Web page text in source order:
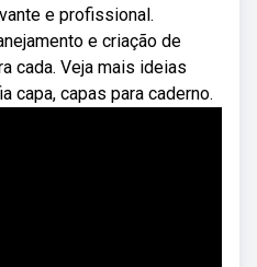
e profissional.
e criação de
cada. Veja mais ideias
capa, capas para caderno.